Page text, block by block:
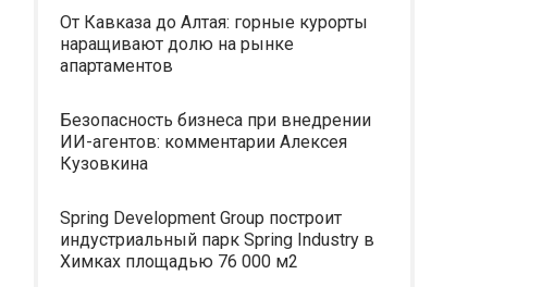
От Кавказа до Алтая: горные курорты
наращивают долю на рынке
апартаментов
Безопасность бизнеса при внедрении
ИИ-агентов: комментарии Алексея
Кузовкина
Spring Development Group построит
индустриальный парк Spring Industry в
Химках площадью 76 000 м2